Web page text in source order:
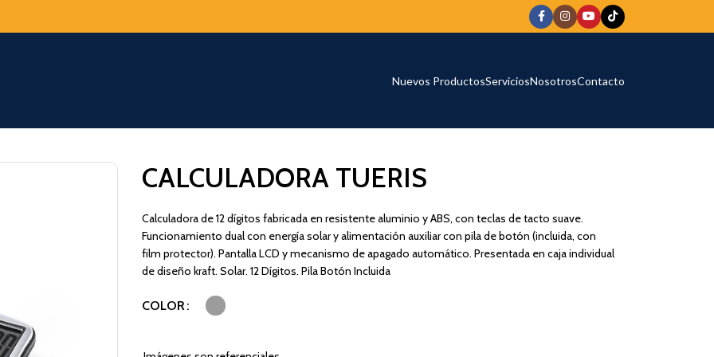
Nuevos ProductosServiciosNosotrosContacto
CALCULADORA TUERIS
Calculadora de 12 dígitos fabricada en resistente aluminio y ABS, con teclas de tacto suave.
Funcionamiento dual con energía solar y alimentación auxiliar con pila de botón (incluida, con
film protector). Pantalla LCD y mecanismo de apagado automático. Presentada en caja individual
de diseño kraft. Solar. 12 Dígitos. Pila Botón Incluida
COLOR